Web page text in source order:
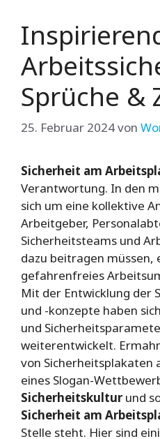
Sprüche &
25. Februar 2024von
Sicherheit am
Verantwortung. In den
sich um eine kollektive
Arbeitgeber,
Sicherheitsteams und
dazu beitragen müssen,
gefahrenfreies
Mit der Entwicklung der
und -konzepte haben
und
weiterentwickelt.
von Sicherheitsplakaten
eines Slogan-
Sicherheitskulturund
Sicherheit am
Stelle steht. Hier sind